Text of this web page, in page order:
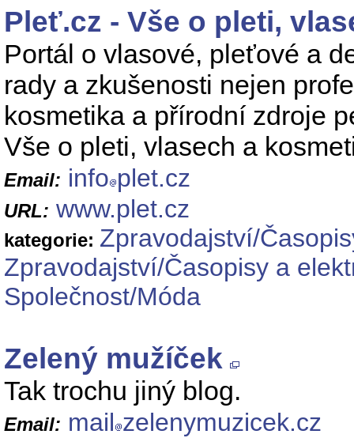
Pleť.cz - Vše o pleti,
Portál o vlasové, pleťové a
rady a zkušenosti nejen
kosmetika a přírodní zdroje
Vše o pleti, vlasech a
Email: info plet.cz
URL: www.plet.cz
kategorie: Zpravodajství/
Zpravodajství/Časopisy a
Společnost/Móda
Zelený mužíček
Tak trochu jiný blog.
Email: mail zelenymuzicek.cz